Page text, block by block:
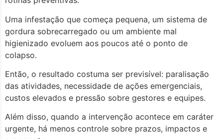
Uma infestação que começa pequena, um sistema de
gordura sobrecarregado ou um ambiente mal
higienizado evoluem aos poucos até o ponto de
colapso.
Então, o resultado costuma ser previsível: paralisação
das atividades, necessidade de ações emergenciais,
custos elevados e pressão sobre gestores e equipes.
Além disso, quando a intervenção acontece em caráter
urgente, há menos controle sobre prazos, impactos e